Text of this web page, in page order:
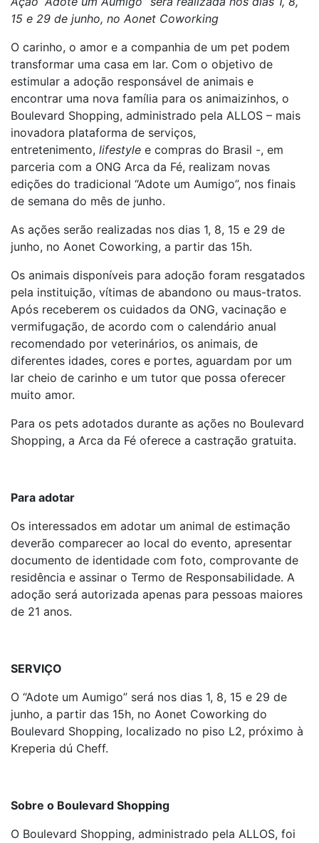
15 e 29 de junho, no Aonet Coworking
O carinho, o amor e a companhia de um pet podem
transformar uma casa em lar. Com o objetivo de
estimular a adoção responsável de animais e
encontrar uma nova família para os animaizinhos, o
Boulevard Shopping, administrado pela ALLOS – mais
inovadora plataforma de serviços,
entretenimento, lifestyle e compras do Brasil -, em
parceria com a ONG Arca da Fé, realizam novas
edições do tradicional “Adote um Aumigo”, nos finais
de semana do mês de junho.
As ações serão realizadas nos dias 1, 8, 15 e 29 de
junho, no Aonet Coworking, a partir das 15h.
Os animais disponíveis para adoção foram resgatados
pela instituição, vítimas de abandono ou maus-tratos.
Após receberem os cuidados da ONG, vacinação e
vermifugação, de acordo com o calendário anual
recomendado por veterinários, os animais, de
diferentes idades, cores e portes, aguardam por um
lar cheio de carinho e um tutor que possa oferecer
muito amor.
Para os pets adotados durante as ações no Boulevard
Shopping, a Arca da Fé oferece a castração gratuita.
Para adotar
Os interessados em adotar um animal de estimação
deverão comparecer ao local do evento, apresentar
documento de identidade com foto, comprovante de
residência e assinar o Termo de Responsabilidade. A
adoção será autorizada apenas para pessoas maiores
de 21 anos.
SERVIÇO
O “Adote um Aumigo” será nos dias 1, 8, 15 e 29 de
junho, a partir das 15h, no Aonet Coworking do
Boulevard Shopping, localizado no piso L2, próximo à
Kreperia dú Cheff.
Sobre o Boulevard Shopping
O Boulevard Shopping, administrado pela ALLOS, foi